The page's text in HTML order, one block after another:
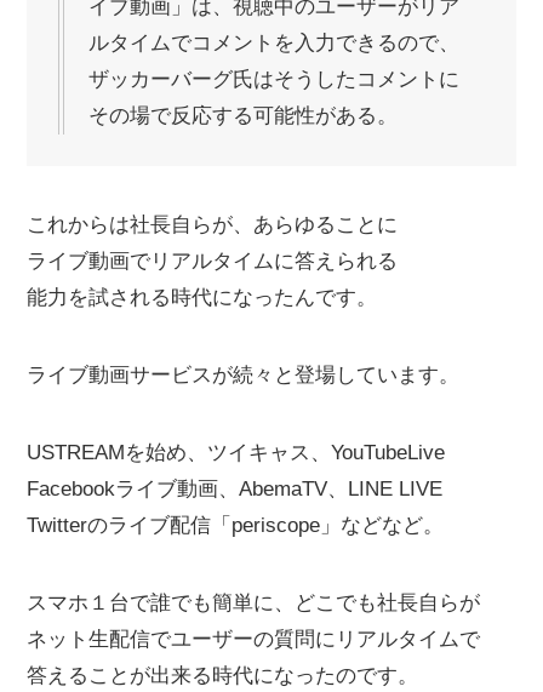
イブ動画」は、視聴中のユーザーがリア
ルタイムでコメントを入力できるので、
ザッカーバーグ氏はそうしたコメントに
その場で反応する可能性がある。
これからは社長自らが、あらゆることに
ライブ動画でリアルタイムに答えられる
能力を試される時代になったんです。
ライブ動画サービスが続々と登場しています。
USTREAMを始め、ツイキャス、YouTubeLive
Facebookライブ動画、AbemaTV、LINE LIVE
Twitterのライブ配信「periscope」などなど。
スマホ１台で誰でも簡単に、どこでも社長自らが
ネット生配信でユーザーの質問にリアルタイムで
答えることが出来る時代になったのです。